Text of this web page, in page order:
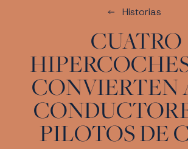
Historias
CUATRO
CONVIERTEN
PILOTOS DE